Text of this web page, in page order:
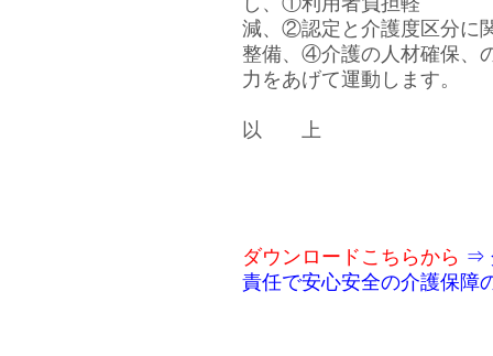
減、②認定と介護度区分に
整備、④介護の人材確保、
力をあげて運動します。
以 上
ダウンロードこちらから ⇒
責任で安心安全の介護保障